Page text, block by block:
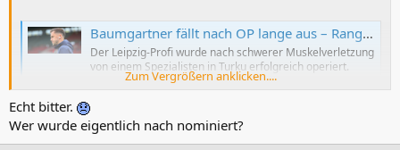
Baumgartner fällt nach OP lange aus – Rangnick nominiert vorerst keinen Spieler nach
Der Leipzig-Profi wurde nach schwerer Muskelverletzung
von einem Spezialisten in Turku erfolgreich operiert.
Auch die ersten ÖFB-Länderspiele nach WM wohl kein
Thema
Zum Vergrößern anklicken....
Echt bitter.
Wer wurde eigentlich nach nominiert?